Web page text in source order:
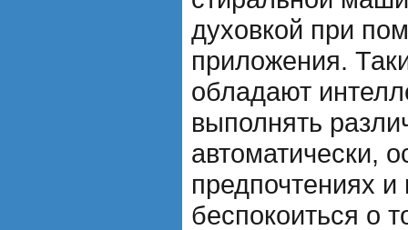
духовкой при
приложения.
обладают
выполнять
автоматически,
предпочтениях
беспокоиться о